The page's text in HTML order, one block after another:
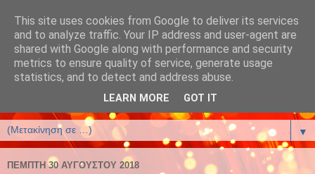
έλενα αρτζανίδου-helena
artzanidou
Βιβλία και Βιβλιοφιλία
▼
ΠΈΜΠΤΗ 30 ΑΥΓΟΎΣΤΟΥ 2018
This site uses cookies from Google to deliver its services
and to analyze traffic. Your IP address and user-agent are
shared with Google along with performance and security
metrics to ensure quality of service, generate usage
statistics, and to detect and address abuse.
LEARN MORE GOT IT